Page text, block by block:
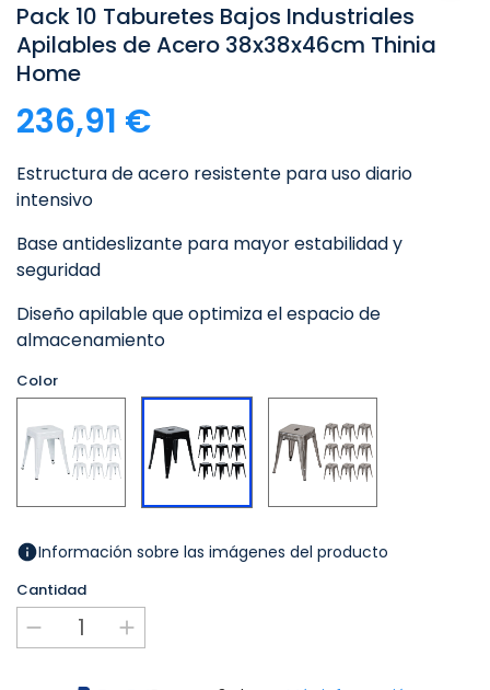
Pack 10 Taburetes Bajos Industriales
Apilables de Acero 38x38x46cm Thinia
Home
236,91 €
Estructura de acero resistente para uso diario
intensivo
Base antideslizante para mayor estabilidad y
seguridad
Diseño apilable que optimiza el espacio de
almacenamiento
Color
Blanco Negro Plateado
Información sobre las imágenes del producto
Cantidad